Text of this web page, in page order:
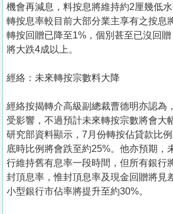
機會再減息，料按息將維持約2厘幾低
轉按息率較目前大部分業主享有之按息
轉按回贈已降至1%，個別甚至已沒回
將大跌4成以上。
經絡：未來轉按宗數料大降
經絡按揭轉介高級副總裁曹德明亦認為
受影響，不過預計未來轉按宗數將會大
研究部資料顯示，7月份轉按佔貸款比
底時比例將會跌至約25%。他亦預期，
行維持舊有息率一段時間，但所有銀行
封頂息率，惟封頂息率及現金回贈將見
小型銀行市佔率將提升至約30%。